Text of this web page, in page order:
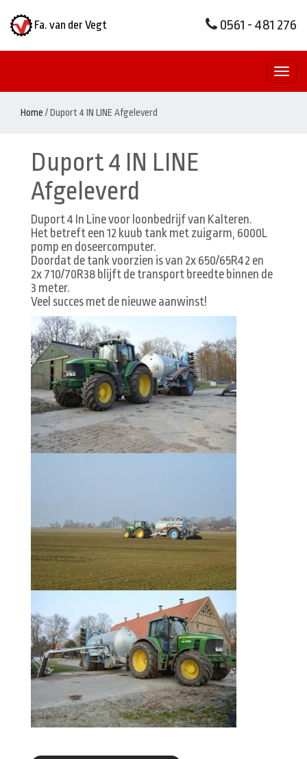
Fa. van der Vegt 0561 - 481 276
Home /Duport 4 IN LINE Afgeleverd
Duport 4 IN LINE
Afgeleverd
Duport 4 In Line voor loonbedrijf van Kalteren.
Het betreft een 12 kuub tank met zuigarm, 6000L
pomp en doseercomputer.
Doordat de tank voorzien is van 2x 650/65R42 en
2x 710/70R38 blijft de transport breedte binnen de
3 meter.
Veel succes met de nieuwe aanwinst!